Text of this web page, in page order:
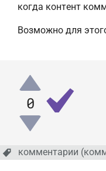
когда контент
Возможно для
0
комментарии